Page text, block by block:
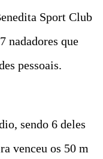
Sport Club
nadadores que
pessoais.
sendo 6 deles
venceu os 50 m